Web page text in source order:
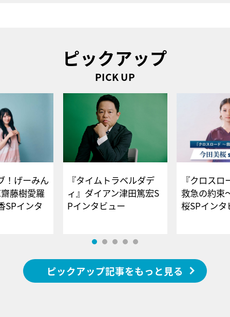
ピックアップ
PICK UP
！げーみん
藤樹愛羅
SPインタ
『タイムトラベルダデ
ィ』ダイアン津田篤宏S
Pインタビュー
『クロス
救急の約束
桜SPイ
ピックアップ記事をもっと見る